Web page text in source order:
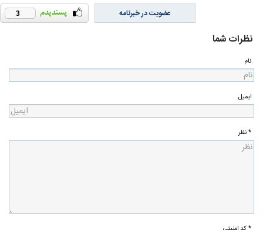
3 عضویت در خبرنامه
نظرات شما
نام
ایمیل
* نظر